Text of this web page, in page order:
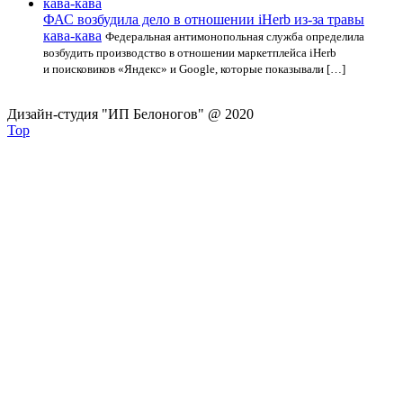
ФАС возбудила дело в отношении iHerb из-за травы
кава-кава Федеральная антимонопольная служба определила
возбудить производство в отношении маркетплейса iHerb
и поисковиков «Яндекс» и Google, которые показывали […]
Дизайн-студия "ИП Белоногов" @ 2020
Top